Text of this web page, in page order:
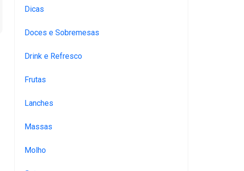
Dicas
Doces e Sobremesas
Drink e Refresco
Frutas
Lanches
Massas
Molho